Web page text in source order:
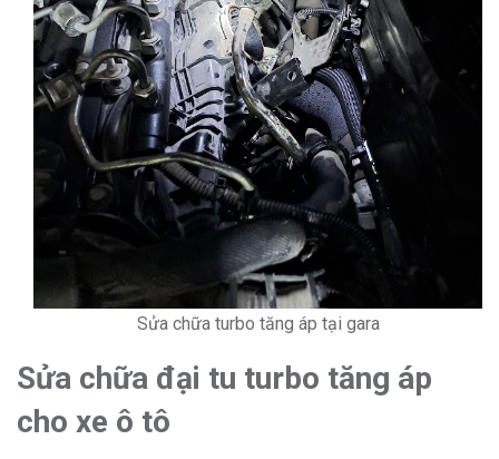
Sửa chữa turbo tăng áp tại gara
Sửa chữa đại tu turbo tăng áp
cho xe ô tô